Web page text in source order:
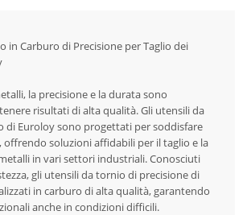
in Carburo di Precisione per Taglio dei
la precisione e la durata sono
risultati di alta qualità. Gli utensili da
di Euroloy sono progettati per soddisfare
offrendo soluzioni affidabili per il taglio e la
in vari settori industriali. Conosciuti
gli utensili da tornio di precisione di
in carburo di alta qualità, garantendo
anche in condizioni difficili.